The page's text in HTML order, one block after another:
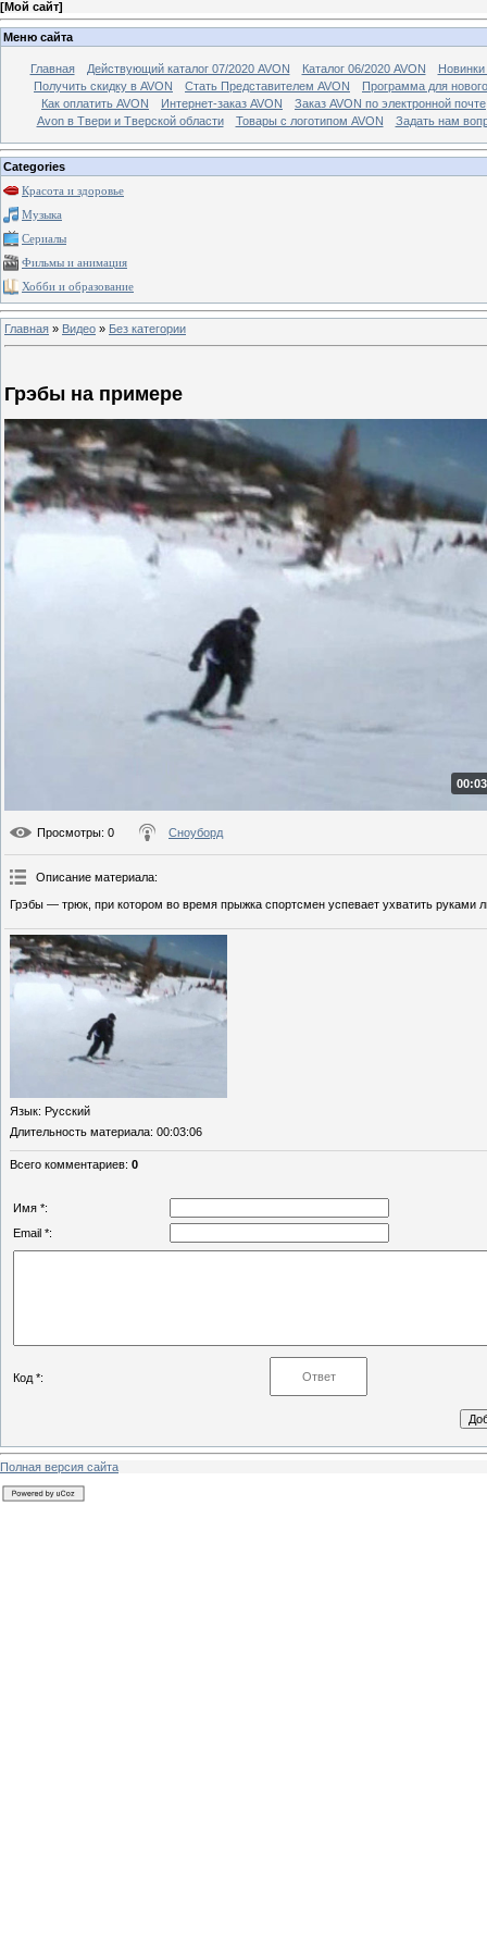
[Мой сайт]
Меню сайта
Главная Действующий каталог 07/2020 AVON Каталог 06/2020 AVON
Новинки
Получить скидку в AVON
Стать Представителем AVON
Программа для
Как оплатить AVON
Интернет-заказ AVON
Заказ AVON по электронной почте
Avon в Твери и Тверской области
Товары с логотипом AVON Задать нам
Categories
Красота и здоровье
Музыка
Сериалы
Фильмы и анимация
Хобби и образование
Главная » Видео » Без категории
Грэбы на примере
Просмотры: 0 Сноуборд
Описание материала:
Грэбы — трюк, при котором во время прыжка спортсмен успевает ухватить руками
Язык: Русский
Длительность материала: 00:03:06
Всего комментариев: 0
Имя *:
Email *:
Код *:
Полная версия сайта